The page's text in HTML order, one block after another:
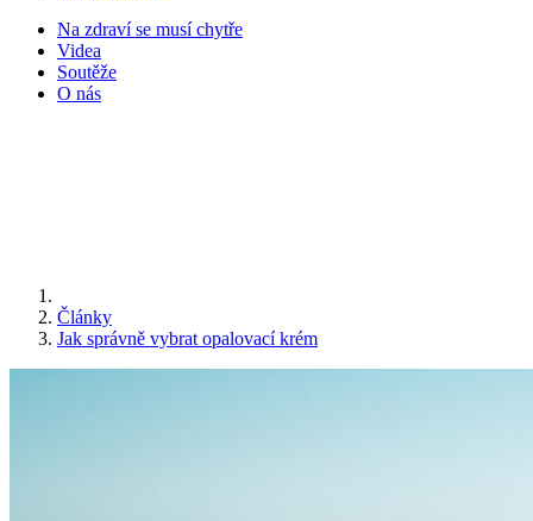
Na zdraví se musí chytře
Videa
Soutěže
O nás
Články
Jak správně vybrat opalovací krém